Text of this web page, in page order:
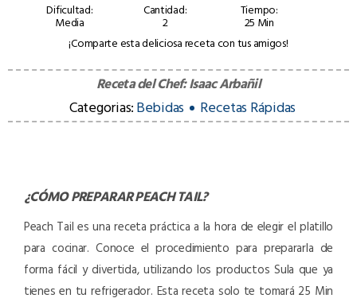
Dificultad:
Media
Cantidad:
2
Tiempo:
25 Min
¡Comparte esta deliciosa receta con tus amigos!
Receta del Chef:Isaac Arbañil
Categorias:Bebidas Recetas Rápidas
¿CÓMO PREPARARPEACH TAIL?
Peach Tail es una receta práctica a la hora de elegir el platillo
para cocinar. Conoce el procedimiento para prepararla de
forma fácil y divertida, utilizando los productos Sula que ya
tienes en tu refrigerador. Esta receta solo te tomará 25 Min